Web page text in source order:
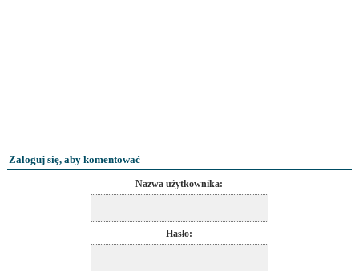
Zaloguj się, aby komentować
Nazwa użytkownika:
Hasło: